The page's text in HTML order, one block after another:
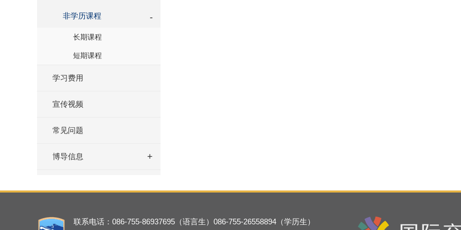
非学历课程
长期课程
短期课程
学习费用
宣传视频
常见问题
博导信息
联系电话： 086-755-86937695（语言生） 086-755-26558894（学历生）